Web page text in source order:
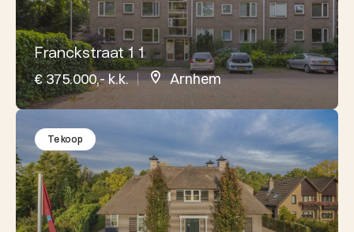
Franckstraat 1 1
€ 375.000,- k.k. Arnhem
Te koop